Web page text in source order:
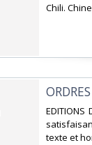
Chili.
texte et